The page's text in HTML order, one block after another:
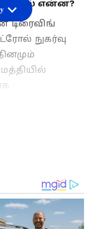
என்ன?
டிரைவிங்
நுகர்வு
தரும் சில
பற்றி